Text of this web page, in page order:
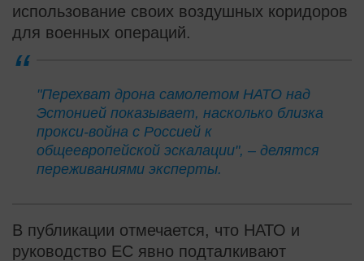
использование своих воздушных коридоров
для военных операций.
"Перехват дрона самолетом НАТО над
Эстонией показывает, насколько близка
прокси-война с Россией к
общеевропейской эскалации", – делятся
переживаниями эксперты.
В публикации отмечается, что НАТО и
руководство ЕС явно подталкивают